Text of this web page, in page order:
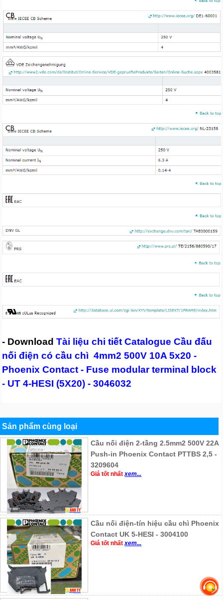
- DownloadTài liệu chi tiết Catalogue Cầu đấu
nối điện có cầu chì 4mm2 500V 10A 5x20 -
Phoenix Contact - Fuse modular terminal block
- UT 4-HESI (5X20) - 3046032
Sản phẩm cùng loại
Cầu nối điện 2-tầng 2.5mm2 500V 22A
Push-in Phoenix Contact PTTBS 2,5 -
3209604
Giá tốt nhấtxem...
Cầu nối điện-tín hiệu cầu chì Phoenix
Contact UK 5-HESI - 3004100
Giá tốt nhấtxem...